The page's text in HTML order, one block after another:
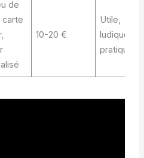
de
carte
10-20 €
Utile,
ludique et
pratique